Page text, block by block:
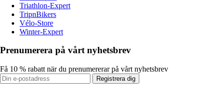
Triathlon-Expert
TripnBikers
Vélo-Store
Winter-Expert
Prenumerera på vårt nyhetsbrev
Få 10 % rabatt när du prenumererar på vårt nyhetsbrev
Registrera dig